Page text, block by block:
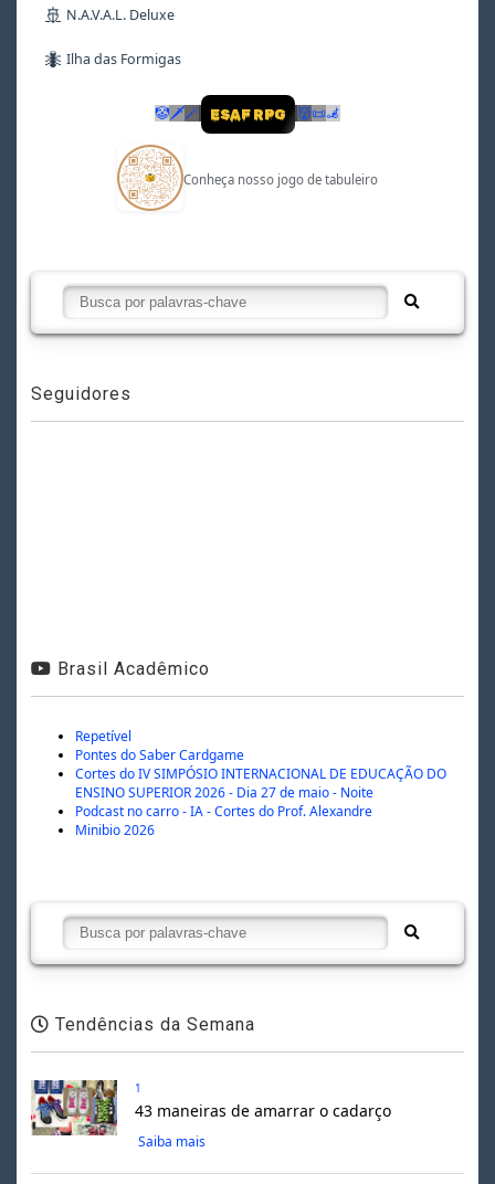
🚢 N.A.V.A.L. Deluxe
🐜 Ilha das Formigas
🤡 🗡🪄 ESAF RPG 👹📜🦼
Conheça nosso jogo de tabuleiro
Seguidores
Brasil Acadêmico
Repetível
Pontes do Saber Cardgame
Cortes do IV SIMPÓSIO INTERNACIONAL DE EDUCAÇÃO DO
ENSINO SUPERIOR 2026 - Dia 27 de maio - Noite
Podcast no carro - IA - Cortes do Prof. Alexandre
Minibio 2026
Tendências da Semana
1
43 maneiras de amarrar o cadarço
Saiba mais